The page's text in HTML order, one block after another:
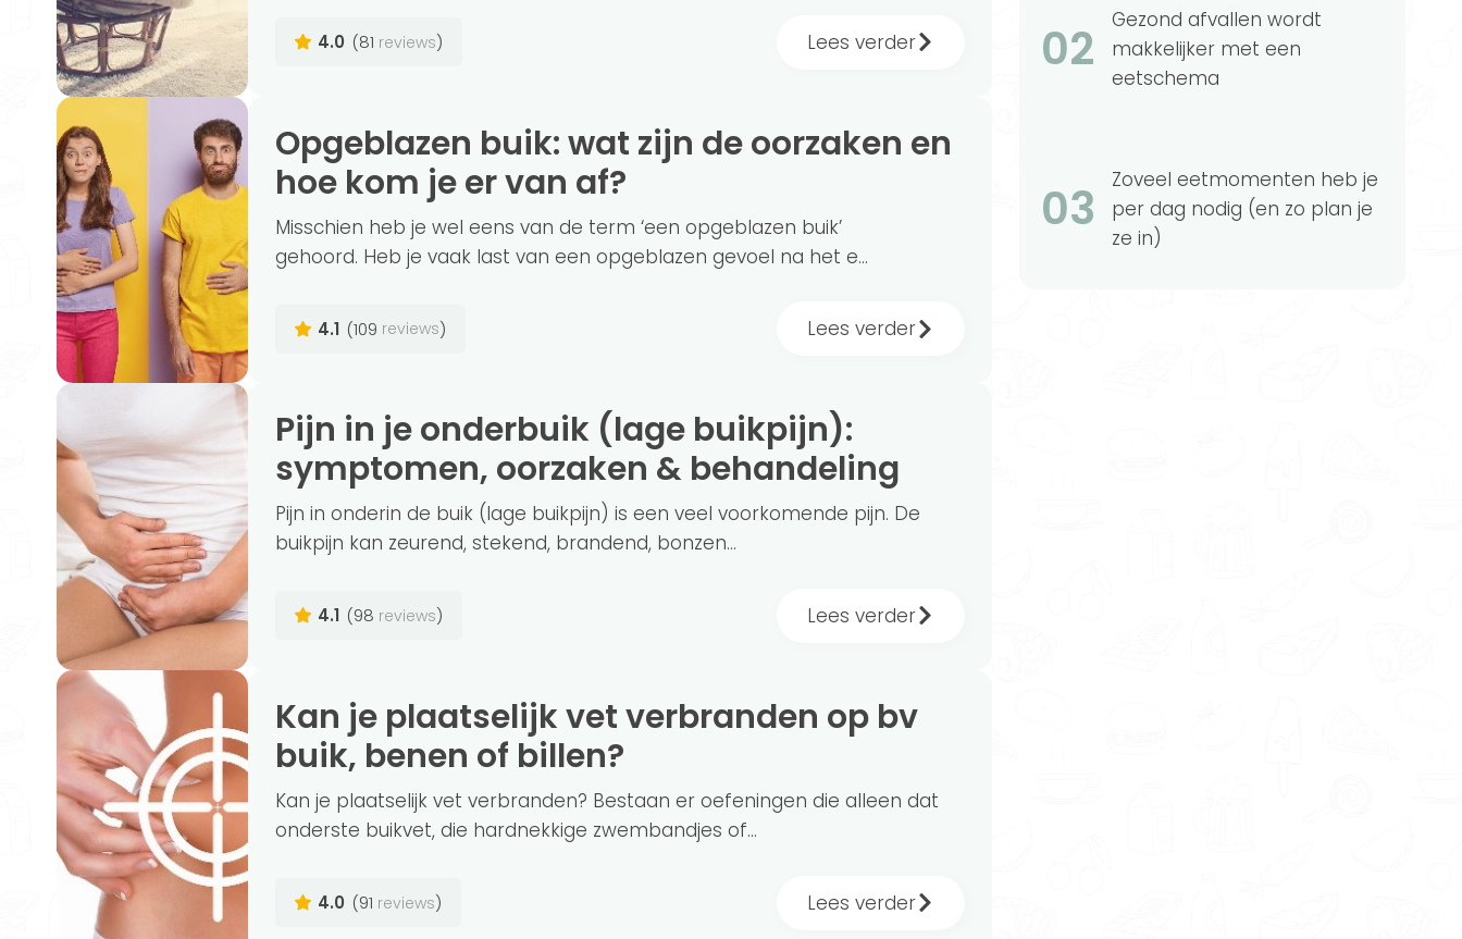
4.0 (81 reviews) Lees verder
Opgeblazen buik: wat zijn de oorzaken en
hoe kom je er van af?
Misschien heb je wel eens van de term ‘een opgeblazen buik’
gehoord. Heb je vaak last van een opgeblazen gevoel na het e...
4.1 (109 reviews) Lees verder
Pijn in je onderbuik (lage buikpijn):
symptomen, oorzaken & behandeling
Pijn in onderin de buik (lage buikpijn) is een veel voorkomende pijn. De
buikpijn kan zeurend, stekend, brandend, bonzen...
4.1 (98 reviews) Lees verder
Kan je plaatselijk vet verbranden op bv
buik, benen of billen?
Kan je plaatselijk vet verbranden? Bestaan er oefeningen die alleen dat
onderste buikvet, die hardnekkige zwembandjes of...
4.0 (91 reviews) Lees verder
02
Gezond afvallen wordt
makkelijker met een
eetschema
03
Zoveel eetmomenten heb je
per dag nodig (en zo plan je
ze in)